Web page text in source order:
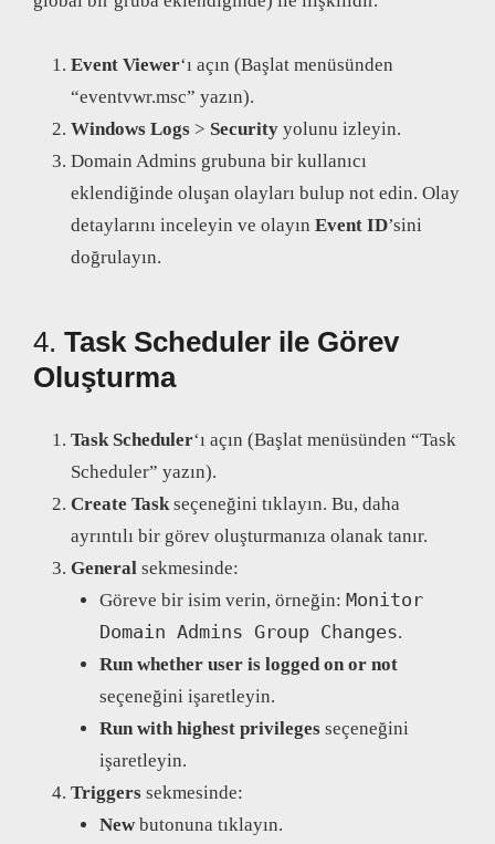
Event Viewer‘ı açın (Başlat menüsünden
“eventvwr.msc” yazın).
Windows Logs > Security yolunu izleyin.
Domain Admins grubuna bir kullanıcı
eklendiğinde oluşan olayları bulup not edin. Olay
detaylarını inceleyin ve olayın Event ID’sini
doğrulayın.
4. Task Scheduler ile Görev
Oluşturma
Task Scheduler‘ı açın (Başlat menüsünden “Task
Scheduler” yazın).
Create Task seçeneğini tıklayın. Bu, daha
ayrıntılı bir görev oluşturmanıza olanak tanır.
General sekmesinde:
Göreve bir isim verin, örneğin:Monitor
Domain Admins Group Changes.
Run whether user is logged on or not
seçeneğini işaretleyin.
Run with highest privileges seçeneğini
işaretleyin.
Triggers sekmesinde:
New butonuna tıklayın.